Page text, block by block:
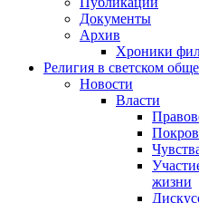
Документы
Архив
Хроники
Религия в светском
Новости
Власти
жизни